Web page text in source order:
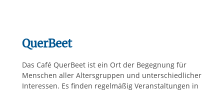
QuerBeet
Das Café QuerBeet ist ein Ort der Begegnung für
Menschen aller Altersgruppen und unterschiedlicher
Interessen. Es finden regelmäßig Veranstaltungen in